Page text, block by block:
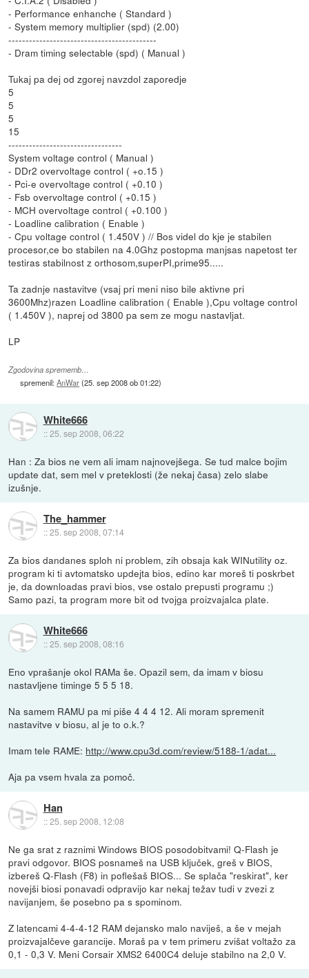
- Performance enhanche ( Standard )
- System memory multiplier (spd) (2.00)
-------------------------------------------
- Dram timing selectable (spd) ( Manual )
Tukaj pa dej od zgorej navzdol zaporedje
5
5
5
15
---------------------------------
System voltage control ( Manual )
- DDr2 overvoltage control ( +o.15 )
- Pci-e overvoltage control ( +0.10 )
- Fsb overvoltage control ( +0.15 )
- MCH overvoltage control ( +0.100 )
- Loadline calibration ( Enable )
- Cpu voltage control ( 1.450V ) // Bos videl do kje je stabilen
procesor,ce bo stabilen na 4.0Ghz postopma manjsas napetost ter
testiras stabilnost z orthosom,superPI,prime95.....
Ta zadnje nastavitve (vsaj pri meni niso bile aktivne pri
3600Mhz)razen Loadline calibration ( Enable ),Cpu voltage control
( 1.450V ), naprej od 3800 pa sem ze mogu nastavljat.
LP
Zgodovina sprememb…
spremenil:AnWar(25. sep 2008 ob 01:22)
White666
::25. sep 2008, 06:22
Han : Za bios ne vem ali imam najnovejšega. Se tud malce bojim
update dat, sem mel v preteklosti (že nekaj časa) zelo slabe
izušnje.
The_hammer
::25. sep 2008, 07:14
Za bios dandanes sploh ni problem, zih obsaja kak WINutility oz.
program ki ti avtomatsko updejta bios, edino kar moreš ti poskrbet
je, da downloadas pravi bios, vse ostalo prepusti programu ;)
Samo pazi, ta program more bit od tvojga proizvajalca plate.
White666
::25. sep 2008, 08:16
Eno vprašanje okol RAMa še. Opazil sem, da imam v biosu
nastavljene timinge 5 5 5 18.
Na samem RAMU pa mi piše 4 4 4 12. Ali moram spremenit
nastavitve v biosu, al je to o.k.?
Imam tele RAME: http://www.cpu3d.com/review/5188-1/adat...
Aja pa vsem hvala za pomoč.
Han
::25. sep 2008, 12:08
Ne ga srat z raznimi Windows BIOS posodobitvami! Q-Flash je
pravi odgovor. BIOS posnameš na USB ključek, greš v BIOS,
izbereš Q-Flash (F8) in poflešaš BIOS... Se splača "reskirat", ker
novejši biosi ponavadi odpravijo kar nekaj težav tudi v zvezi z
navijanjem, še posebno pa s spominom.
Z latencami 4-4-4-12 RAM dejansko malo naviješ, a še v mejah
proizvajalčeve garancije. Moraš pa v tem primeru zvišat voltažo za
0,1 - 0,3 V. Meni Corsair XMS2 6400C4 deluje stabilno na 2,0 V.